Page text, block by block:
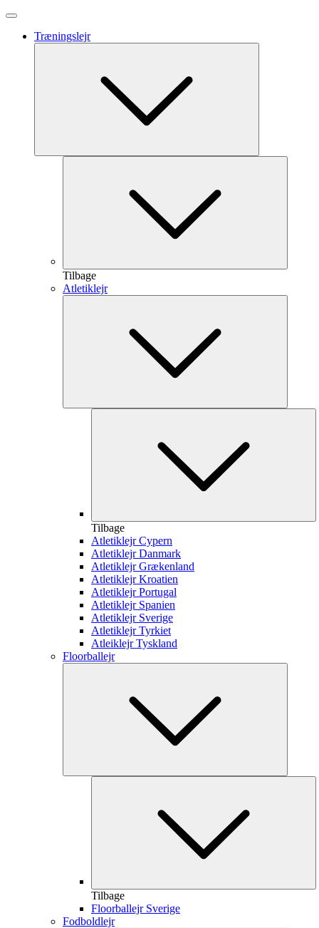
Træningslejr
Tilbage
Atletiklejr
Tilbage
Atletiklejr Cypern
Atletiklejr Danmark
Atletiklejr Grækenland
Atletiklejr Kroatien
Atletiklejr Portugal
Atletiklejr Spanien
Atletiklejr Sverige
Atletiklejr Tyrkiet
Atleiklejr Tyskland
Floorballejr
Tilbage
Floorballejr Sverige
Fodboldlejr